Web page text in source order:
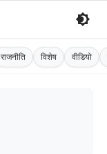
राजनीति विशेष वीडियो